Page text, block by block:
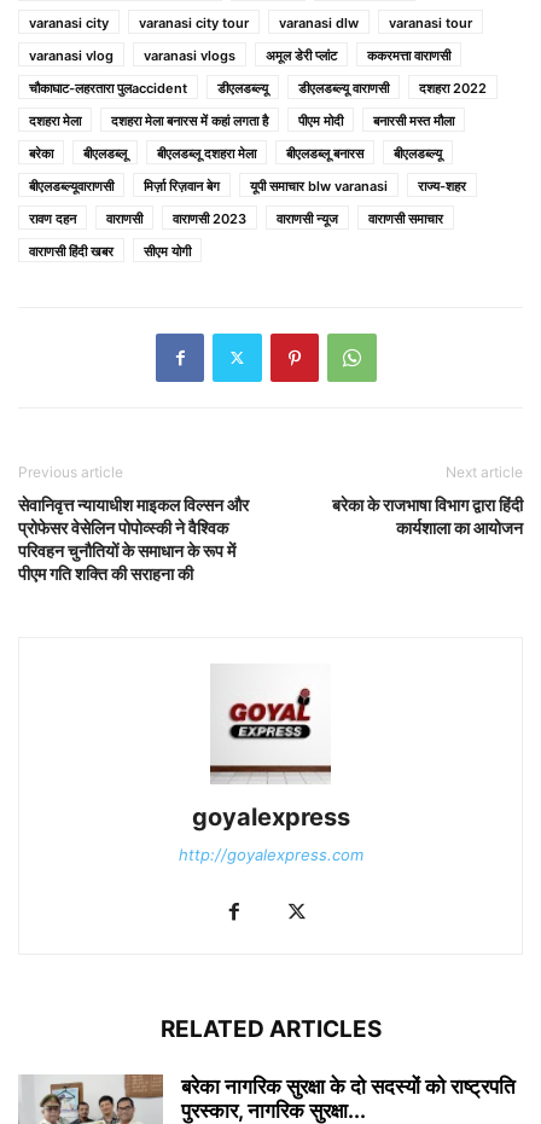
varanasi city
varanasi city tour varanasi dlw
varanasi tour
varanasi vlog
varanasi vlogs अमूल डेरी प्लांट
ककरमत्ता वाराणसी
चौकाघाट-लहरतारा पुलaccident
डीएलडब्ल्यू डीएलडब्ल्यू वाराणसी
दशहरा 2022
दशहरा मेला
दशहरा मेला बनारस में कहां लगता है पीएम मोदी
बनारसी मस्त मौला
बरेका
बीएलडब्लू बीएलडब्लू दशहरा मेला बीएलडब्लू बनारस
बीएलडब्‍ल्‍यू
बीएलडब्ल्यूवाराणसी
मिर्ज़ा रिज़वान बेग यूपी समाचार blw varanasi
राज्य-शहर
रावण दहन
वाराणसी वाराणसी 2023 वाराणसी न्यूज
वाराणसी समाचार
वाराणसी हिंदी खबर
सीएम योगी
Previous article
सेवानिवृत्त न्यायाधीश माइकल विल्सन और
प्रोफेसर वेसेलिन पोपोव्स्की ने वैश्विक
परिवहन चुनौतियों के समाधान के रूप में
पीएम गति शक्ति की सराहना की
Next article
बरेका के राजभाषा विभाग द्वारा हिंदी
कार्यशाला का आयोजन
goyalexpress
http://goyalexpress.com
RELATED ARTICLES
बरेका नागरिक सुरक्षा के दो सदस्यों को राष्ट्रपति
पुरस्कार, नागरिक सुरक्षा...